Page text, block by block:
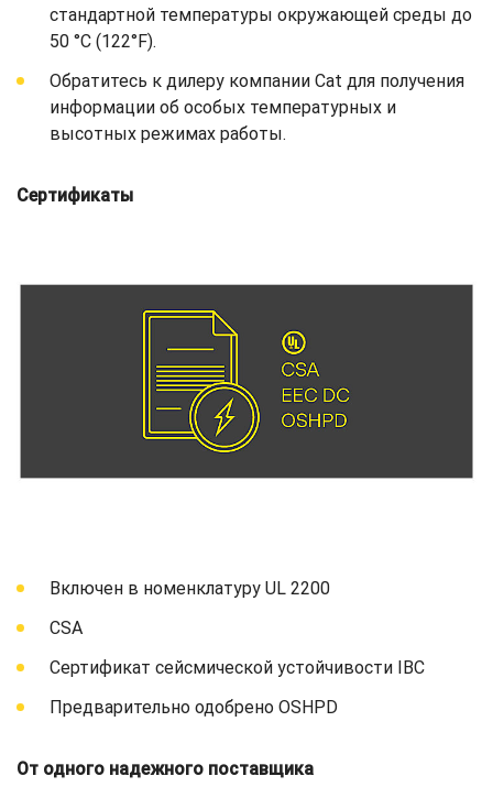
стандартной температуры окружающей среды до
50 °C (122°F).
Обратитесь к дилеру компании Cat для получения
информации об особых температурных и
высотных режимах работы.
Сертификаты
Включен в номенклатуру UL 2200
CSA
Сертификат сейсмической устойчивости IBC
Предварительно одобрено OSHPD
От одного надежного поставщика